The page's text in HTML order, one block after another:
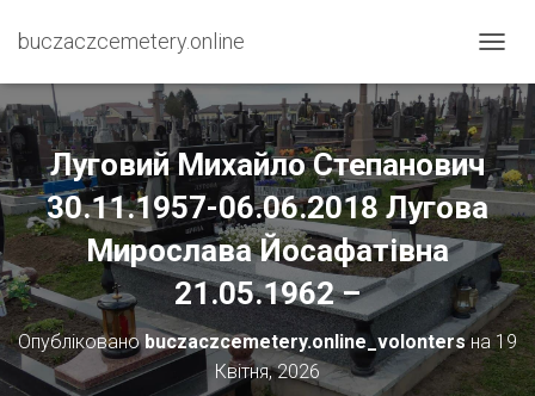
buczaczcemetery.online
Е
Р
М
К
Н
У
Т
И
Н
А
В
І
Г
Луговий Михайло Степанович
30.11.1957-06.06.2018 Лугова
Мирослава Йосафатівна
21.05.1962 –
Опублікованоbuczaczcemetery.online_volontersна 19
Квітня, 2026